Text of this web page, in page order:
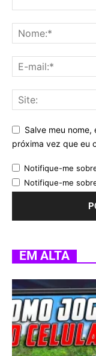
Salve meu
próxima vez que eu
Notifique-me
Notifique-me
EM ALTA